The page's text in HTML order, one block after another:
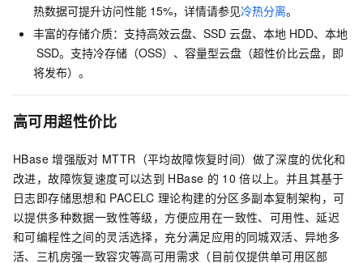
热数据可提升访问性能 15%，详情请参见冷热分离。
丰富的存储介质：支持高效云盘、SSD 云盘、本地 HDD、本地
SSD。支持冷存储（OSS）、容量型云盘（超性价比云盘，即
将发布）。
高可用超性价比
HBase 增强版对 MTTR（平均故障恢复时间）做了深度的优化和
改进，故障恢复速度可以达到 HBase 的 10 倍以上。并且其基于
日志即存储思想和 PACELC 理论构建的分区多副本复制架构，可
以提供多种数据一致性等级，方便应用在一致性、可用性、延迟
和可编程性之间的灵活选择，充分满足应用的同城双活、异地多
活、三机房强一致容灾等高可用需求（目前仅提供单可用区部